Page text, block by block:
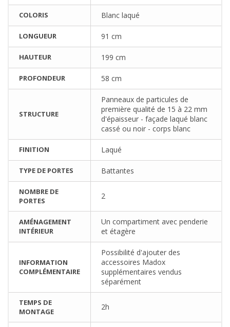
COLORIS Blanc laqué
LONGUEUR 91 cm
HAUTEUR 199 cm
PROFONDEUR 58 cm
STRUCTURE
Panneaux de particules de
première qualité de 15 à 22 mm
d'épaisseur - façade laqué blanc
cassé ou noir - corps blanc
FINITION Laqué
TYPE DE PORTES Battantes
NOMBRE DE
PORTES
2
AMÉNAGEMENT
INTÉRIEUR
Un compartiment avec penderie
et étagère
INFORMATION
COMPLÉMENTAIRE
Possibilité d'ajouter des
accessoires Madox
supplémentaires vendus
séparément
TEMPS DE
MONTAGE
2h